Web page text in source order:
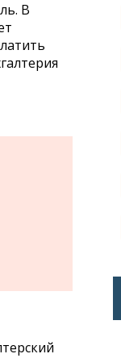
В